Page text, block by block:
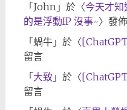
「 John」於〈今天才知
的是浮動IP 沒事~〉發
「 蝸牛」於〈
留言
「 大致 」於〈
留言